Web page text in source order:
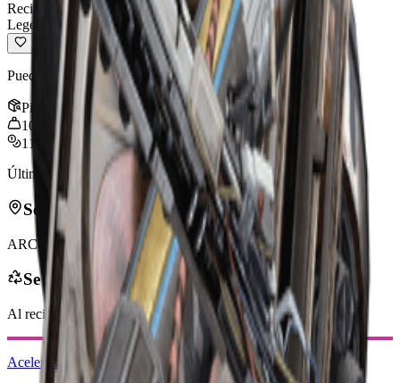
Reciclable
Legendario
Puede reciclarse en materiales de fabricación.
Pila
1
10
11,000
Última actualización
Jan 09, 2026
Se puede encontrar en
ARC
Se recicla en
Al reciclar, recibirás -500 menos Monedas Raider
Acelerador Magnético